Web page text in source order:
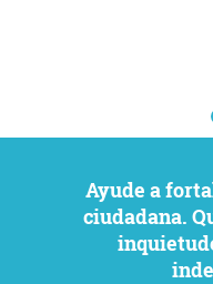
Ayude a fortalecer la participación
ciudadana.